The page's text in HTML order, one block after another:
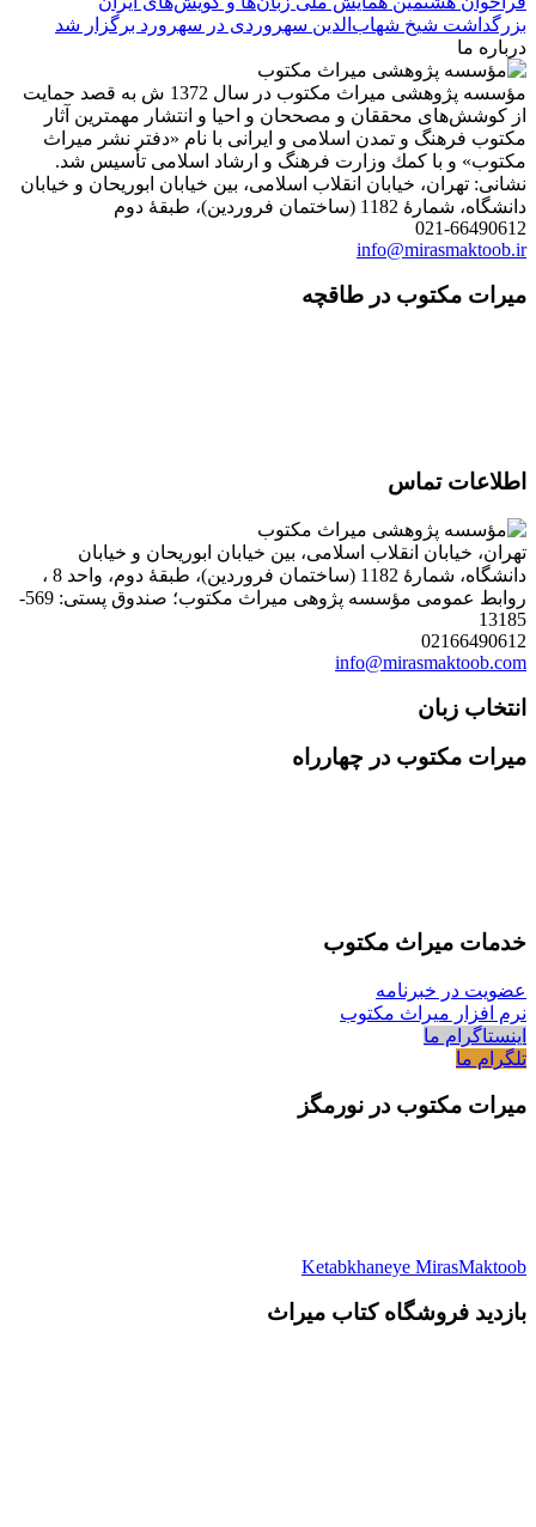
بزرگداشت شیخ شهاب‌الدین سهروردی در سهرورد برگزار شد
درباره ما
مؤسسه پژوهشی میراث مكتوب در سال 1372 ش به قصد حمایت
از كوشش‌های محققان و مصححان و احیا و انتشار مهمترین آثار
مكتوب فرهنگ و تمدن اسلامی و ایرانی با نام «دفتر نشر میراث
مكتوب» و با كمك وزارت فرهنگ و ارشاد اسلامی تأسیس شد.
نشانی: تهران، خیابان انقلاب اسلامی، بین خیابان ابوریحان و خیابان
دانشگاه، شمارۀ 1182 (ساختمان فروردین)، طبقۀ دوم
021-66490612
info@mirasmaktoob.ir
میرات مکتوب در طاقچه
اطلاعات تماس
تهران، خیابان انقلاب اسلامی، بین خیابان ابوریحان و خیابان
دانشگاه، شمارۀ 1182 (ساختمان فروردین)، طبقۀ دوم، واحد 8 ،
روابط عمومی مؤسسه پژوهی میراث مکتوب؛ صندوق پستی: 569-
13185
02166490612
info@mirasmaktoob.com
انتخاب زبان
میرات مکتوب در چهارراه
خدمات میراث مکتوب
عضویت در خبرنامه
نرم افزار میراث مکتوب
اینستاگرام ما
تلگرام ما
میرات مکتوب در نورمگز
Ketabkhaneye MirasMaktoob
بازدید فروشگاه کتاب میراث